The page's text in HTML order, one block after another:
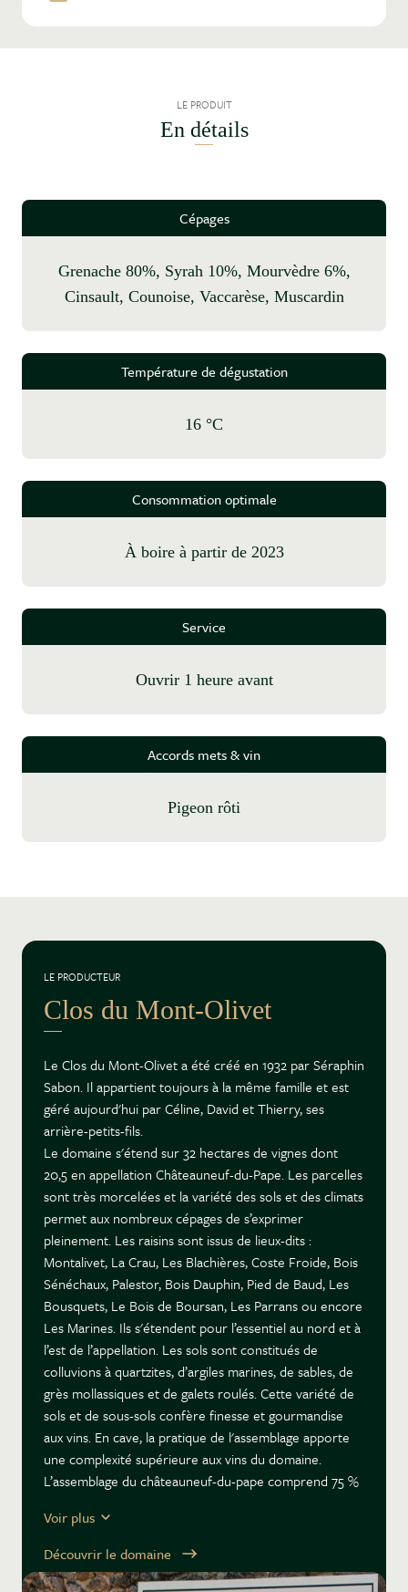
LE PRODUIT
En détails
Cépages
Grenache 80%, Syrah 10%, Mourvèdre 6%,
Cinsault, Counoise, Vaccarèse, Muscardin
Température de dégustation
16 °C
Consommation optimale
à boire à partir de 2023
Service
Ouvrir 1 heure avant
Accords mets & vin
Pigeon rôti
LE PRODUCTEUR
Clos du Mont-Olivet
Le Clos du Mont-Olivet a été créé en 1932 par Séraphin
Sabon. Il appartient toujours à la même famille et est
géré aujourd'hui par Céline, David et Thierry, ses
arrière-petits-fils.
Le domaine s'étend sur 32 hectares de vignes dont
20,5 en appellation Châteauneuf-du-Pape. Les parcelles
sont très morcelées et la variété des sols et des climats
permet aux nombreux cépages de s’exprimer
pleinement. Les raisins sont issus de lieux-dits :
Montalivet, La Crau, Les Blachières, Coste Froide, Bois
Sénéchaux, Palestor, Bois Dauphin, Pied de Baud, Les
Bousquets, Le Bois de Boursan, Les Parrans ou encore
Les Marines. Ils s'étendent pour l’essentiel au nord et à
l’est de l’appellation. Les sols sont constitués de
colluvions à quartzites, d’argiles marines, de sables, de
grès mollassiques et de galets roulés. Cette variété de
sols et de sous-sols confère finesse et gourmandise
aux vins. En cave, la pratique de l'assemblage apporte
une complexité supérieure aux vins du domaine.
L’assemblage du châteauneuf-du-pape comprend 75 %
6 % d’autres cépages, tels que le cinsault, la counoise,
le vaccarèse, le terret noir, le picpoul noir et le
muscardin. Élaborés traditionnellement, les
Voir plus
Découvrir le domaine